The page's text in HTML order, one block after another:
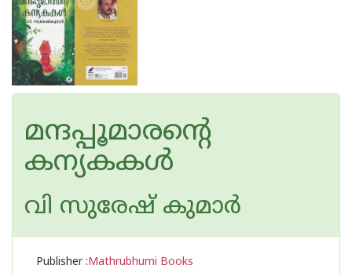
മന്ദപ്പൂമാരന്റെ
കന്യകകൾ
വി സുരേഷ് കുമാര്‍
Publisher :Mathrubhumi Books